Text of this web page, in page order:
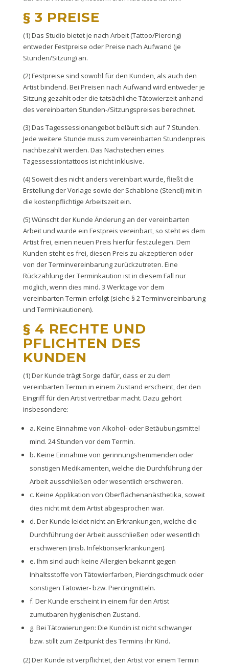
§ 3 PREISE
(1) Das Studio bietet je nach Arbeit (Tattoo/Piercing)
entweder Festpreise oder Preise nach Aufwand (je
Stunden/Sitzung) an.
(2) Festpreise sind sowohl für den Kunden, als auch den
Artist bindend. Bei Preisen nach Aufwand wird entweder je
Sitzung gezahlt oder die tatsächliche Tätowierzeit anhand
des vereinbarten Stunden-/Sitzungspreises berechnet.
(3) Das Tagessessionangebot beläuft sich auf 7 Stunden.
Jede weitere Stunde muss zum vereinbarten Stundenpreis
nachbezahlt werden. Das Nachstechen eines
Tagessessiontattoos ist nicht inklusive.
(4) Soweit dies nicht anders vereinbart wurde, fließt die
Erstellung der Vorlage sowie der Schablone (Stencil) mit in
die kostenpflichtige Arbeitszeit ein.
(5) Wünscht der Kunde Änderung an der vereinbarten
Arbeit und wurde ein Festpreis vereinbart, so steht es dem
Artist frei, einen neuen Preis hierfür festzulegen. Dem
Kunden steht es frei, diesen Preis zu akzeptieren oder
von der Terminvereinbarung zurückzutreten. Eine
Rückzahlung der Terminkaution ist in diesem Fall nur
möglich, wenn dies mind. 3 Werktage vor dem
vereinbarten Termin erfolgt (siehe § 2 Terminvereinbarung
und Terminkautionen).
§ 4 RECHTE UND
PFLICHTEN DES
KUNDEN
(1) Der Kunde trägt Sorge dafür, dass er zu dem
vereinbarten Termin in einem Zustand erscheint, der den
Eingriff für den Artist vertretbar macht. Dazu gehört
insbesondere:
a. Keine Einnahme von Alkohol- oder Betäubungsmittel
mind. 24 Stunden vor dem Termin.
b. Keine Einnahme von gerinnungshemmenden oder
sonstigen Medikamenten, welche die Durchführung der
Arbeit ausschließen oder wesentlich erschweren.
c. Keine Applikation von Oberflächenanästhetika, soweit
dies nicht mit dem Artist abgesprochen war.
d. Der Kunde leidet nicht an Erkrankungen, welche die
Durchführung der Arbeit ausschließen oder wesentlich
erschweren (insb. Infektionserkrankungen).
e. Ihm sind auch keine Allergien bekannt gegen
Inhaltsstoffe von Tätowierfarben, Piercingschmuck oder
sonstigen Tätowier- bzw. Piercingmitteln.
f. Der Kunde erscheint in einem für den Artist
zumutbaren hygienischen Zustand.
g. Bei Tätowierungen: Die Kundin ist nicht schwanger
bzw. stillt zum Zeitpunkt des Termins ihr Kind.
(2) Der Kunde ist verpflichtet, den Artist vor einem Termin